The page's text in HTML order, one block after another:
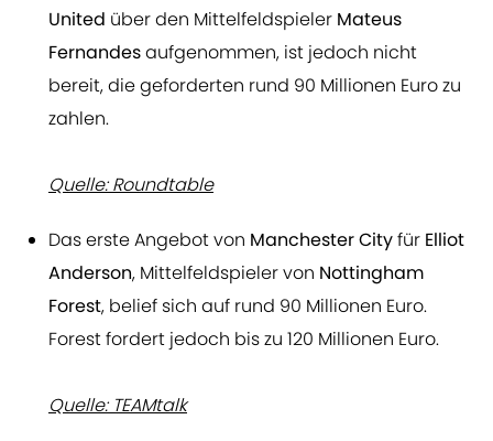
United über den Mittelfeldspieler Mateus
Fernandesaufgenommen, ist jedoch nicht
bereit, die geforderten rund 90 Millionen Euro zu
zahlen.
Quelle: Roundtable
Das erste Angebot von Manchester Cityfür Elliot
Anderson, Mittelfeldspieler von Nottingham
Forest, belief sich auf rund 90 Millionen Euro.
Forest fordert jedoch bis zu 120 Millionen Euro.
Quelle: TEAMtalk